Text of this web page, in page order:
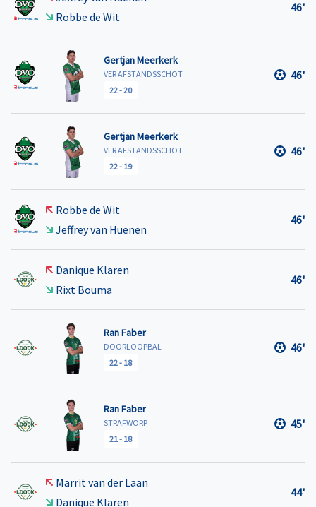
Robbe de Wit
46'
Gertjan Meerkerk
VER AFSTANDSSCHOT
22-20
46'
Gertjan Meerkerk
VER AFSTANDSSCHOT
22- 19
46'
Robbe de Wit
Jeffrey van Huenen
46'
Danique Klaren
Rixt Bouma
46'
Ran Faber
DOORLOOPBAL
22- 18
46'
Ran Faber
STRAFWORP
21- 18
45'
Marrit van der Laan
Danique Klaren
44'